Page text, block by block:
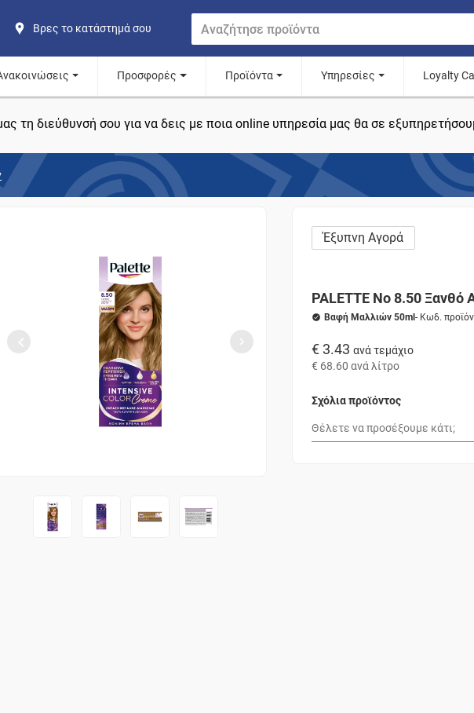
Βρες το κατάστημά σου
Προσφορές Προϊόντα Υπηρεσίες Loyalty
τη διεύθυνσή σου για να δεις με ποια online υπηρεσία μας θα σε
Έξυπνη Αγορά
PALETTE No 8.50 Ξανθό
Βαφή Μαλλιών 50ml - Κωδ.
€ 3.43 ανά τεμάχιο
€ 68.60 ανά λίτρο
Σχόλια προϊόντος